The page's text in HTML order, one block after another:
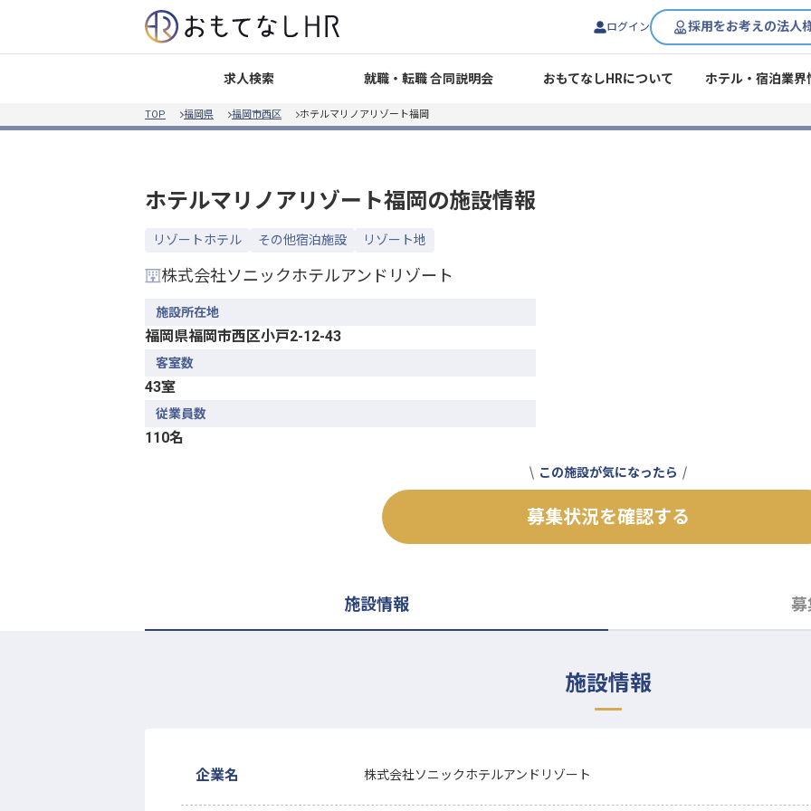
ログイン 採用をお考えの法人
求人検索 就職・転職 合同説明会 おもてなしHRについて ホテル・宿泊業界
TOP 福岡県 福岡市西区 ホテルマリノアリゾート福岡
ホテルマリノアリゾート福岡 の施設情報
リゾートホテル その他宿泊施設 リゾート地
株式会社ソニックホテルアンドリゾート
施設所在地
福岡県福岡市西区小戸2-12-43
客室数
43室
従業員数
110名
この施設が気になったら
募集状況を確認する
施設情報 募
施設情報
企業名 株式会社ソニックホテルアンドリゾート